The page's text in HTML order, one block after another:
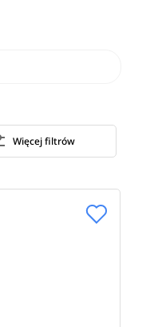
Więcej filtrów